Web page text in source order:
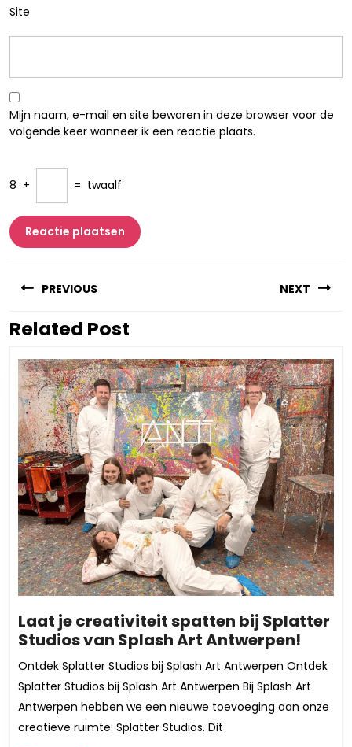
Site
Mijn naam, e-mail en site bewaren in deze browser voor de
volgende keer wanneer ik een reactie plaats.
8 + = twaalf
PREVIOUS
Vorig
NEXT
Related Post
Laat je creativiteit spatten bij Splatter
Studios van Splash Art Antwerpen!
je
bij
Ontdek Splatter Studios bij Splash Art Antwerpen Ontdek
Splatter Studios bij Splash Art Antwerpen Bij Splash Art
Antwerpen hebben we een nieuwe toevoeging aan onze
creatieve ruimte: Splatter Studios. Dit